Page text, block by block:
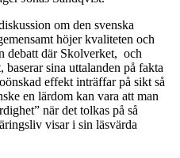
om den svenska
höjer kvaliteten och
debatt där Skolverket, och
sina uttalanden på fakta
effekt inträffar på sikt så
en lärdom kan vara att man
när det tolkas på så
visar i sin läsvärda